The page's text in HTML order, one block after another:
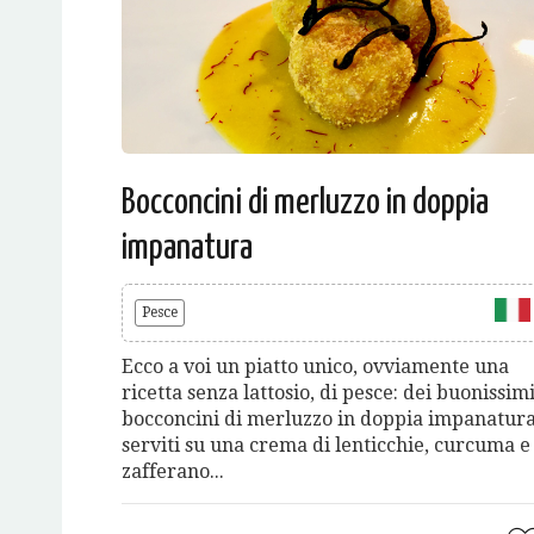
Bocconcini di merluzzo in doppia
impanatura
Pesce
Ecco a voi un piatto unico, ovviamente una
ricetta senza lattosio, di pesce: dei buonissimi
bocconcini di merluzzo in doppia
serviti su una crema di lenticchie, curcuma e
zafferano...